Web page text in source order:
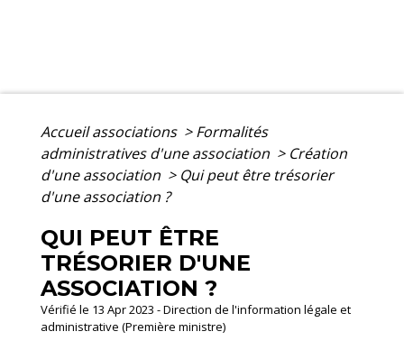
Accueil associations > Formalités
administratives d'une association > Création
d'une association > Qui peut être trésorier
d'une association ?
QUI PEUT ÊTRE
TRÉSORIER D'UNE
ASSOCIATION ?
Vérifié le 13 Apr 2023 - Direction de l'information légale et
administrative (Première ministre)